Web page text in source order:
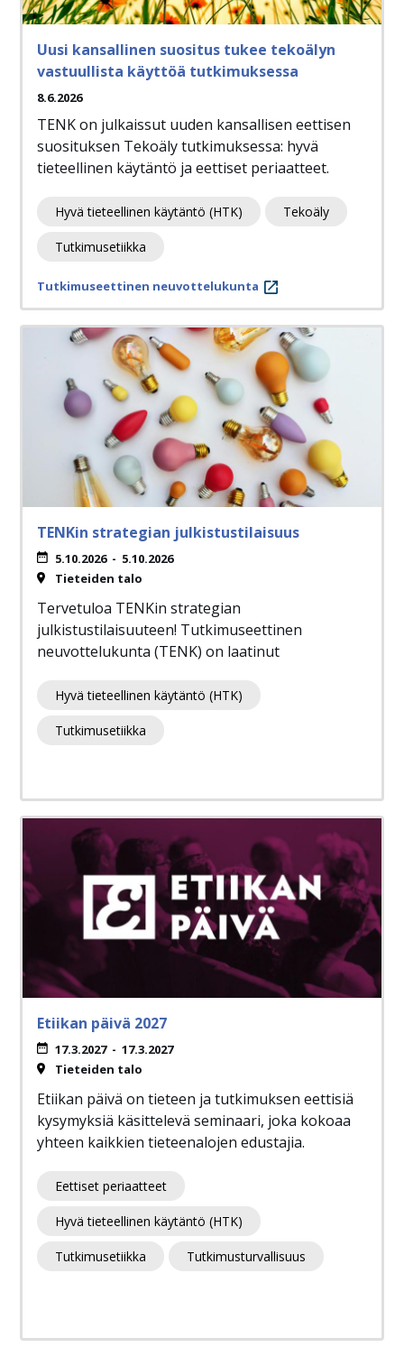
Uusi kansallinen suositus tukee tekoälyn
vastuullista käyttöä tutkimuksessa
8.6.2026
TENK on julkaissut uuden kansallisen eettisen
suosituksen Tekoäly tutkimuksessa: hyvä
tieteellinen käytäntö ja eettiset periaatteet.
Hyvä tieteellinen käytäntö (HTK) Tekoäly
Tutkimusetiikka
Tutkimuseettinen neuvottelukunta
TENKin strategian julkistustilaisuus
5.10.2026- 5.10.2026
Tieteiden talo
Tervetuloa TENKin strategian
julkistustilaisuuteen! Tutkimuseettinen
neuvottelukunta (TENK) on laatinut
Hyvä tieteellinen käytäntö (HTK)
Tutkimusetiikka
Etiikan päivä 2027
17.3.2027- 17.3.2027
Tieteiden talo
Etiikan päivä on tieteen ja tutkimuksen eettisiä
kysymyksiä käsittelevä seminaari, joka kokoaa
yhteen kaikkien tieteenalojen edustajia.
Eettiset periaatteet
Hyvä tieteellinen käytäntö (HTK)
Tutkimusetiikka Tutkimusturvallisuus